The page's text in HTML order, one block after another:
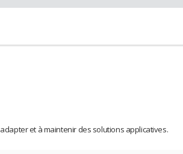
et à maintenir des solutions applicatives.